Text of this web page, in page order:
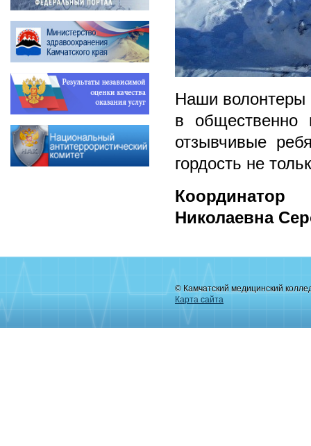
Наши волонтеры
в общественно
отзывчивые
гордость не
Николаевна
© Камчатский медицинский
Карта сайта